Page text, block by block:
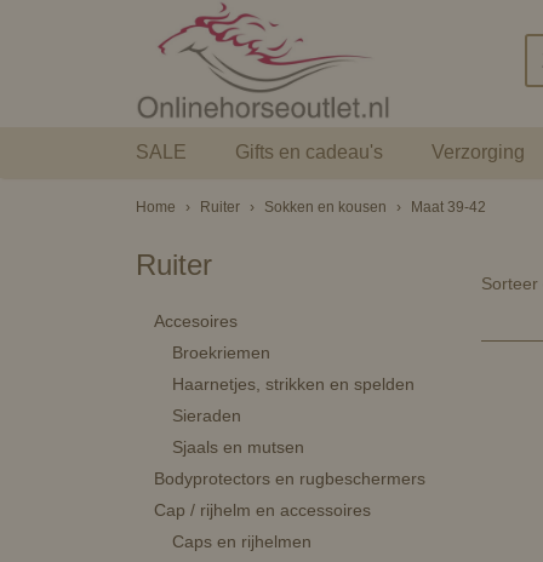
SALE Gifts en cadeau's Verzorging
Home › Ruiter › Sokken en kousen › Maat 39-42
Ruiter
Accesoires
Broekriemen
Haarnetjes, strikken en spelden
Sieraden
Sjaals en mutsen
Bodyprotectors en rugbeschermers
Cap / rijhelm en accessoires
Caps en rijhelmen